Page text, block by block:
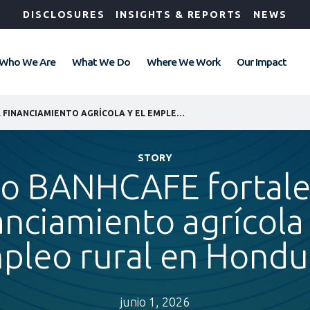
DISCLOSURES INSIGHTS & REPORTS NEWS
We Are What We Do Where We Work Our Impact
STORY
BANHCAFE
agrícola
rural en
junio 1, 2026